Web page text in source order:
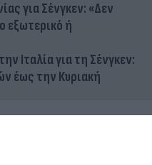
για Σένγκεν: «Δεν
εξωτερικό ή
Ιταλία για τη Σένγκεν:
έως την Κυριακή